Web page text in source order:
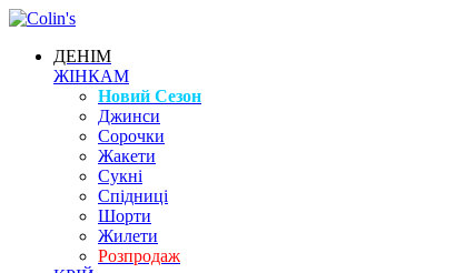
ДЕНІМ
ЖІНКАМ
Новий Сезон
Джинси
Сорочки
Жакети
Сукні
Спідниці
Шорти
Жилети
Розпродаж